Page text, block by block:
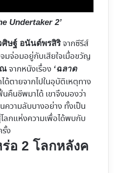
Undertaker 2’
ศิษฐ์ อนันต์พรสิริจากซีรีส์
มจ่อมอยู่กับเสียใจเมื่อขวัญ
ณ จากหนังเรื่อง ‘ฉลาด
ด้ตายจากไปในอุบัติเหตุทาง
คืนชีพมาได้ เขาจึงมองว่า
วามลับบางอย่าง ทั้งเป็น
ลกแห่งความเพื่อได้พบกับ
ง
ร่อ 2 โลกหลังค